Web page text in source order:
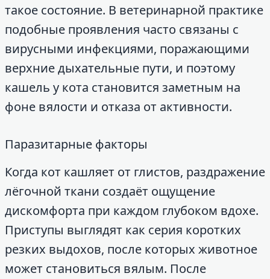
такое состояние. В ветеринарной практике
подобные проявления часто связаны с
вирусными инфекциями, поражающими
верхние дыхательные пути, и поэтому
кашель у кота становится заметным на
фоне вялости и отказа от активности.
Паразитарные факторы
Когда кот кашляет от глистов, раздражение
лёгочной ткани создаёт ощущение
дискомфорта при каждом глубоком вдохе.
Приступы выглядят как серия коротких
резких выдохов, после которых животное
может становиться вялым. После